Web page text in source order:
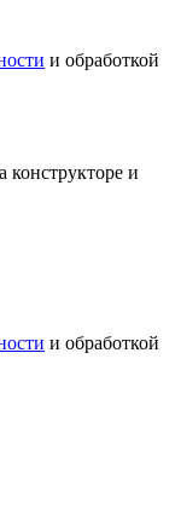
и обработкой
и
и обработкой